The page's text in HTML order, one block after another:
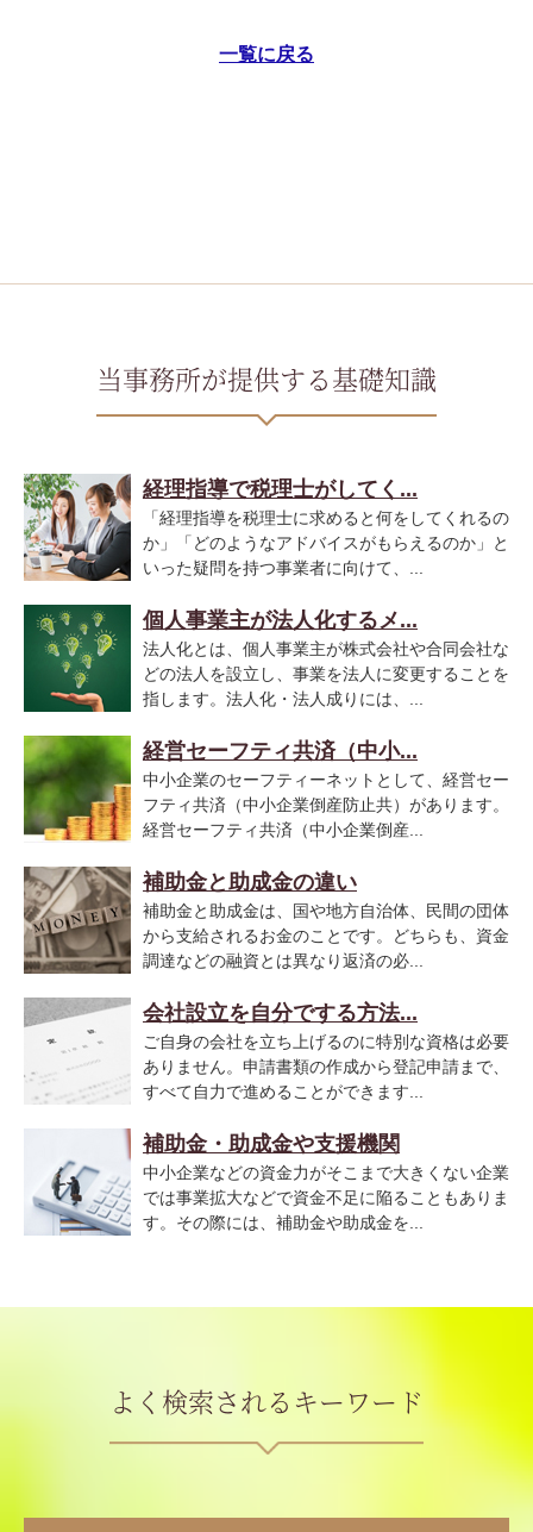
一覧に戻る
当事務所が提供する基礎知識
経理指導で税理士がしてく...
「経理指導を税理士に求めると何をしてくれるの
か」「どのようなアドバイスがもらえるのか」と
いった疑問を持つ事業者に向けて、...
個人事業主が法人化するメ...
法人化とは、個人事業主が株式会社や合同会社な
どの法人を設立し、事業を法人に変更することを
指します。法人化・法人成りには、...
経営セーフティ共済（中小...
中小企業のセーフティーネットとして、経営セー
フティ共済（中小企業倒産防止共）があります。
経営セーフティ共済（中小企業倒産...
補助金と助成金の違い
補助金と助成金は、国や地方自治体、民間の団体
から支給されるお金のことです。どちらも、資金
調達などの融資とは異なり返済の必...
会社設立を自分でする方法...
ご自身の会社を立ち上げるのに特別な資格は必要
ありません。申請書類の作成から登記申請まで、
すべて自力で進めることができます...
補助金・助成金や支援機関
中小企業などの資金力がそこまで大きくない企業
では事業拡大などで資金不足に陥ることもありま
す。その際には、補助金や助成金を...
よく検索されるキーワード